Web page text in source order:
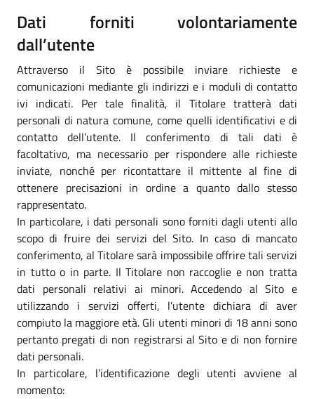
Dati forniti volontariamente
dall’utente
Attraverso il Sito è possibile inviare richieste e
comunicazioni mediante gli indirizzi e i moduli di contatto
ivi indicati. Per tale finalità, il Titolare tratterà dati
personali di natura comune, come quelli identificativi e di
contatto dell’utente. Il conferimento di tali dati è
facoltativo, ma necessario per rispondere alle richieste
inviate, nonché per ricontattare il mittente al fine di
ottenere precisazioni in ordine a quanto dallo stesso
rappresentato.
In particolare, i dati personali sono forniti dagli utenti allo
scopo di fruire dei servizi del Sito. In caso di mancato
conferimento, al Titolare sarà impossibile offrire tali servizi
in tutto o in parte. Il Titolare non raccoglie e non tratta
dati personali relativi ai minori. Accedendo al Sito e
utilizzando i servizi offerti, l’utente dichiara di aver
compiuto la maggiore età. Gli utenti minori di 18 anni sono
pertanto pregati di non registrarsi al Sito e di non fornire
dati personali.
In particolare, l’identificazione degli utenti avviene al
momento: